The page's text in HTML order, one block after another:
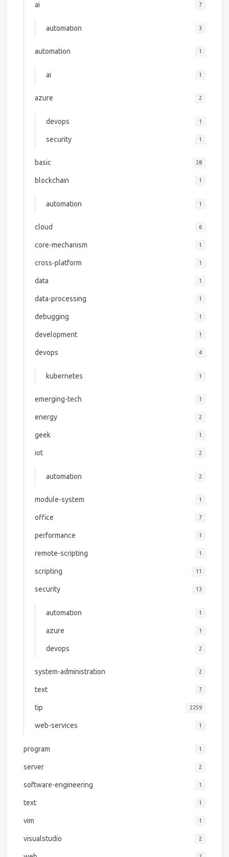
ai 7
automation 3
automation 1
ai 1
azure 2
devops 1
security 1
basic 28
blockchain 1
automation 1
cloud 6
core-mechanism 1
cross-platform 1
data 1
data-processing 1
debugging 1
development 1
devops 4
kubernetes 1
emerging-tech 1
energy 2
geek 1
iot 2
automation 2
module-system 1
office 7
performance 1
remote-scripting 1
scripting 11
security 13
automation 1
azure 1
devops 2
system-administration 2
text 7
tip 2259
web-services 1
program 1
server 2
software-engineering 1
text 1
vim 1
visualstudio 2